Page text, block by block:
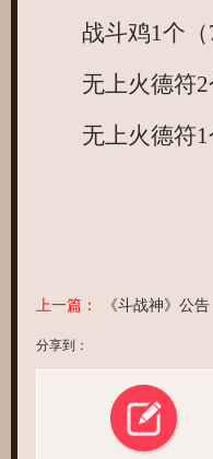
战斗鸡1个（
无上火德符2
无上火德符1
上一篇： 《斗战神》公
分享到：